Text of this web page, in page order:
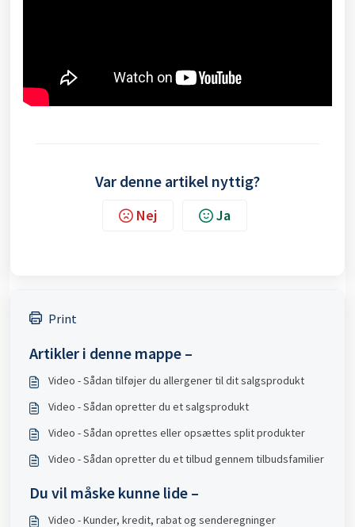
Var denne artikel nyttig?
Nej Ja
Print
Artikler i denne mappe –
Video - Sådan tilføjer du allergener til dit salgsprodukt
Video - Sådan opretter du et salgsprodukt
Video - Sådan oprettes eller opsættes split produkter
Video - Sådan opretter du et tilbud gennem tilbudsfamilier
Du vil måske kunne lide –
Video - Kunder, kredit, rabat og senderegninger